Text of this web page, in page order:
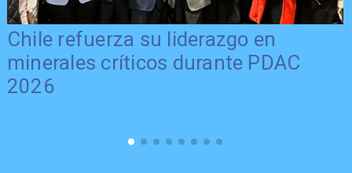
Chile refuerza su liderazgo en
minerales críticos durante PDAC
2026